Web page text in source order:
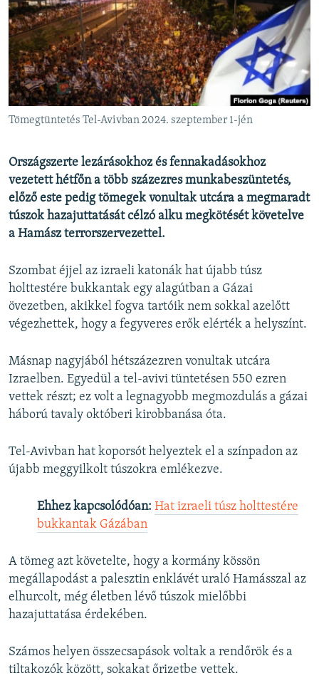
EURÓPAI UNIÓ
VILÁG
KLÍMAVÁLTOZÁS
A MÚLT TANULSÁGAI
Valamennyi RFE/RL weboldal
Tömegtüntetés Tel-Avivban 2024. szeptember 1-jén
Országszerte lezárásokhoz és fennakadásokhoz
vezetett hétfőn a több százezres munkabeszüntetés,
előző este pedig tömegek vonultak utcára a megmaradt
túszok hazajuttatását célzó alku megkötését követelve
a Hamász terrorszervezettel.
Szombat éjjel az izraeli katonák hat újabb túsz
holttestére bukkantak egy alagútban a Gázai
övezetben, akikkel fogva tartóik nem sokkal azelőtt
végezhettek, hogy a fegyveres erők elérték a helyszínt.
Másnap nagyjából hétszázezren vonultak utcára
Izraelben. Egyedül a tel-avivi tüntetésen 550 ezren
vettek részt; ez volt a legnagyobb megmozdulás a gázai
háború tavaly októberi kirobbanása óta.
Tel-Avivban hat koporsót helyeztek el a színpadon az
újabb meggyilkolt túszokra emlékezve.
Ehhez kapcsolódóan: Hat izraeli túsz holttestére
bukkantak Gázában
A tömeg azt követelte, hogy a kormány kössön
megállapodást a palesztin enklávét uraló Hamásszal az
elhurcolt, még életben lévő túszok mielőbbi
hazajuttatása érdekében.
Számos helyen összecsapások voltak a rendőrök és a
tiltakozók között, sokakat őrizetbe vettek.